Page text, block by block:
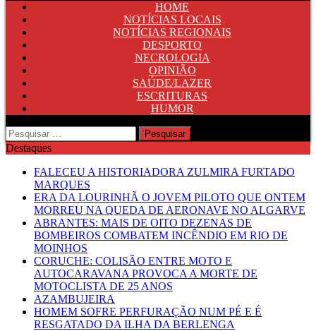
HOME
NOTÍCIAS LOCAIS
NOTÍCIAS REGIONAIS
DESPORTO
NECROLOGIA
OPINIÃO
SAÚDE/LAZER
ESCRITURAS
HUMOR
Pesquisar
por:
Destaques
FALECEU A HISTORIADORA ZULMIRA FURTADO
MARQUES
ERA DA LOURINHÃ O JOVEM PILOTO QUE ONTEM
MORREU NA QUEDA DE AERONAVE NO ALGARVE
ABRANTES: MAIS DE OITO DEZENAS DE
BOMBEIROS COMBATEM INCÊNDIO EM RIO DE
MOINHOS
CORUCHE: COLISÃO ENTRE MOTO E
AUTOCARAVANA PROVOCA A MORTE DE
MOTOCLISTA DE 25 ANOS
AZAMBUJEIRA
HOMEM SOFRE PERFURAÇÃO NUM PÉ E É
RESGATADO DA ILHA DA BERLENGA